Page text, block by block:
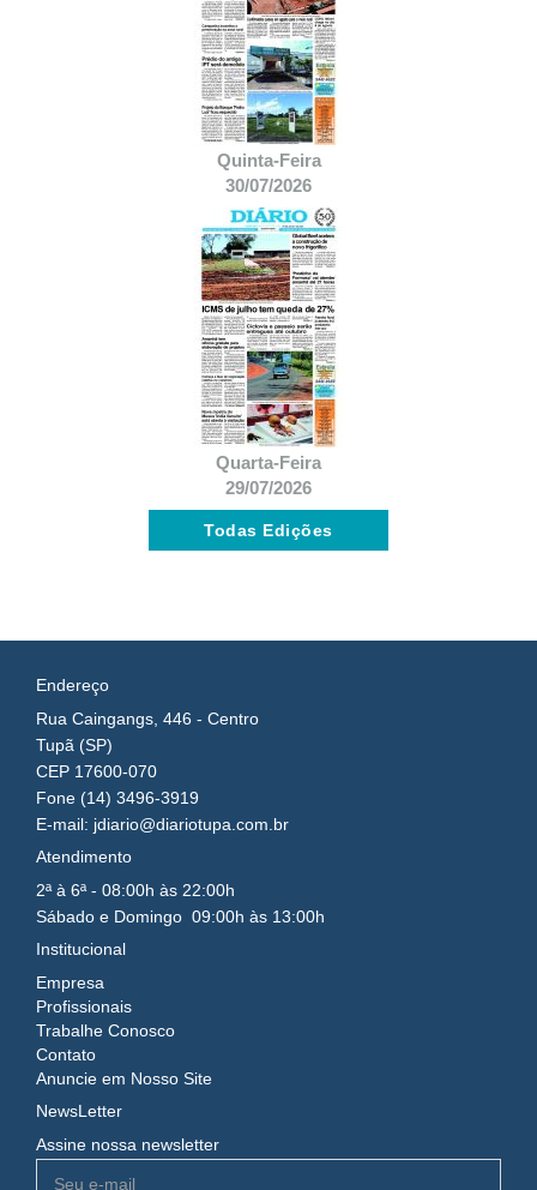
Quinta-Feira
30/07/2026
Quarta-Feira
29/07/2026
Todas Edições
Endereço
Rua Caingangs, 446 - Centro
Tupã (SP)
CEP 17600-070
Fone (14) 3496-3919
E-mail: jdiario@diariotupa.com.br
Atendimento
2ª à 6ª - 08:00h às 22:00h
Sábado e Domingo 09:00h às 13:00h
Institucional
Empresa
Profissionais
Trabalhe Conosco
Contato
Anuncie em Nosso Site
NewsLetter
Assine nossa newsletter